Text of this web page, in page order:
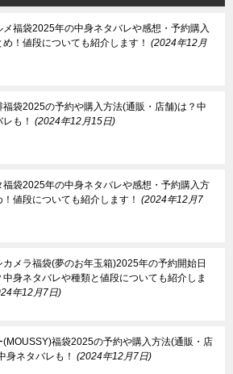
メ福袋2025年の中身ネタバレや感想・予約購入
！値段についても紹介します！
2024年12月
福袋2025の予約や購入方法(通販・店舗)は？中
も！
2024年12月15日
福袋2025年の中身ネタバレや感想・予約購入方
値段についても紹介します！
2024年12月7
カメラ福袋(夢のお年玉箱)2025年の予約開始日
中身ネタバレや種類と値段についても紹介しま
年12月7日
(MOUSSY)福袋2025の予約や購入方法(通販・店
身ネタバレも！
2024年12月7日